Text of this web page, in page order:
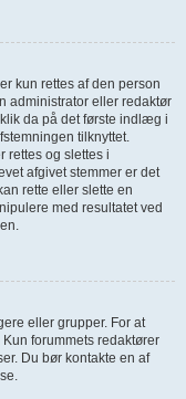
kun rettes af den person
administrator eller redaktør
da på det første indlæg i
tilknyttet.
rettes og slettes i
afgivet stemmer er det
rette eller slette en
med resultatet ved
eller grupper. For at
forummets redaktører
Du bør kontakte en af